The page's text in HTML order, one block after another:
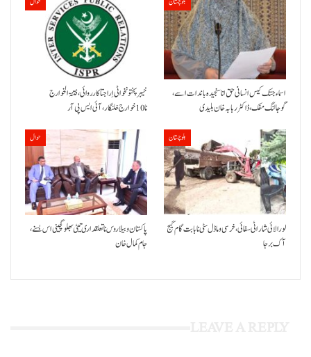
خیبر پختونخوا ٹی اِرا جتا کارروائی، فتنۃ الخوارج
نا 10خوارج خلنگار،آئی ایس پی آر
اسماء جتک کیس انسانی حق انا سنجیدہ باندات اسے،
گوجالنگ مفک،ڈاکٹر ربابہ خان بلیدی
حوال
پاکستان و بیلاروس نا تعلقداری تیٹی بھلو گچینی اس بسنے،
جام کمال خان
بلوچستان
لورالائی شار اٹی سفائی، خرسی و ماڈل سٹی نا بابت گام گیج
آک برجا